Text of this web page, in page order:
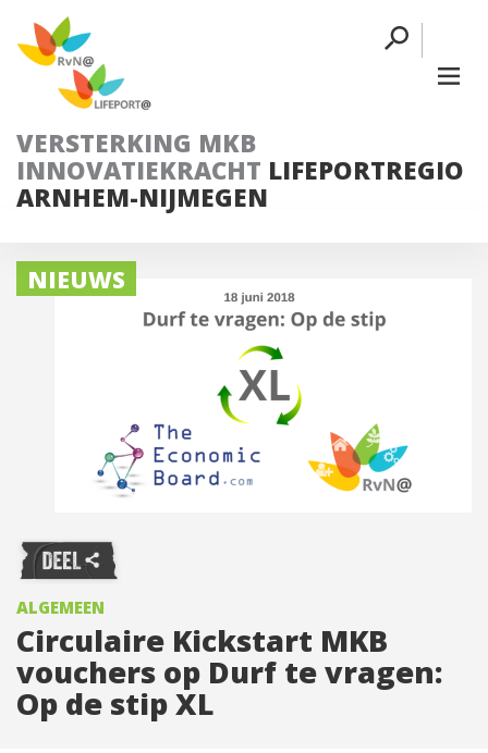
VERSTERKING MKB
INNOVATIEKRACHT LIFEPORTREGIO
ARNHEM-NIJMEGEN
NIEUWS
ALGEMEEN
Circulaire Kickstart MKB
vouchers op Durf te vragen:
Op de stip XL